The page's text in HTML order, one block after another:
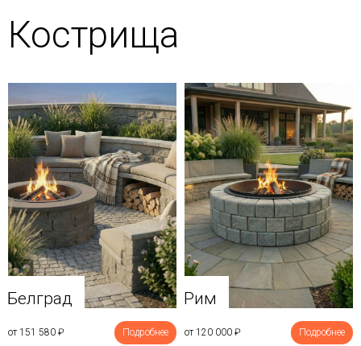
Кострища
Белград
от 151 580 ₽ Подробнее
Рим
от 120 000 ₽ Подробнее